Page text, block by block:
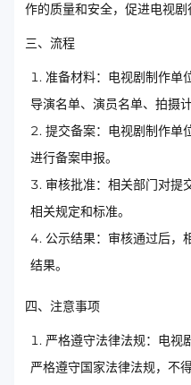
作的质量和安全，促进电视剧
三、流程
准备材料：电视剧制作单
导演名单、演员名单、拍摄计
提交备案：电视剧制作单
进行备案申报。
审核批准：相关部门对提
相关规定和标准。
公示结果：审核通过后，
结果。
四、注意事项
严格遵守法律法规：电视
严格遵守国家法律法规，不